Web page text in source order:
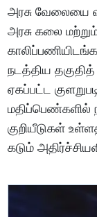
அரசு வேலையை
அரசு கலை
நடத்திய
ஏகப்பட்ட
குறியீடுகள்
கடும்